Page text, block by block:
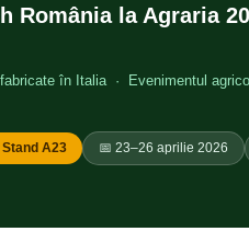
România la Agraria
în Italia · Evenimentul
Stand A23 📅 23–26 aprilie 2026